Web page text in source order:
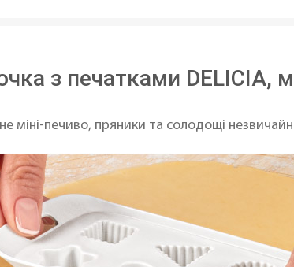
з печатками DELICIA,
міні-печиво, пряники та солодощі